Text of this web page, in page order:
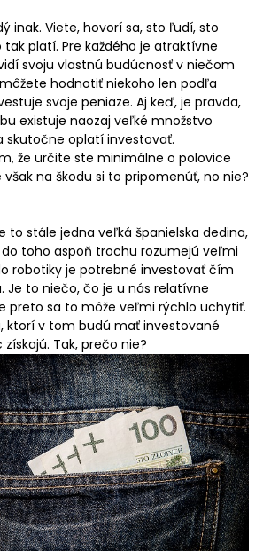
inak. Viete, hovorí sa, sto ľudí, sto
platí. Pre každého je atraktívne
svoju vlastnú budúcnosť v niečom
hodnotiť niekoho len podľa
svoje peniaze. Aj keď, je pravda,
existuje naozaj veľké množstvo
skutočne oplatí investovať.
že určite ste minimálne o polovice
však na škodu si to pripomenúť, no nie?
to stále jedna veľká španielska dedina,
toho aspoň trochu rozumejú veľmi
robotiky je potrebné investovať čím
Je to niečo, čo je u nás relatívne
preto sa to môže veľmi rýchlo uchytiť.
ktorí v tom budú mať investované
Tak, prečo nie?